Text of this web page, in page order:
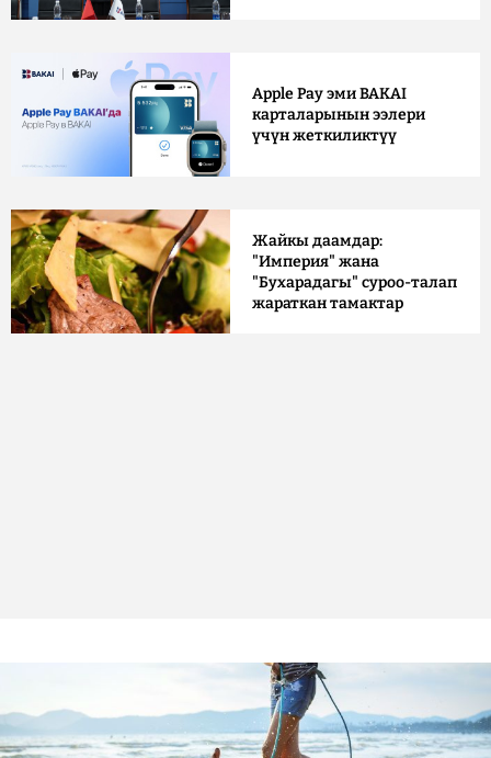
Apple Pay эми BAKAI
карталарынын ээлери
үчүн жеткиликтүү
Жайкы даамдар:
"Империя" жана
"Бухарадагы" суроо-талап
жараткан тамактар